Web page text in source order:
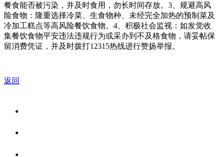
餐食能否被污染，并及时食用，勿长时间存放。3、规避高风
险食物：隆重选择冷菜、生食物种、未经完全加热的预制菜及
冷加工糕点等高风险餐饮食物。4、积极社会监视：如发觉收
集餐饮食物平安违法违规行为或采办到不及格食物，请妥帖保
留消费凭证，并及时拨打12315热线进行赞扬举报。
返回